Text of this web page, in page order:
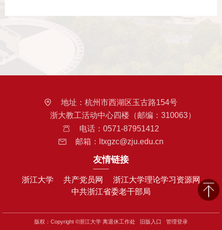
地址：杭州市西湖区玉古路154号
浙大教工活动中心四楼（邮编：310063）
电话：0571-87951412
邮箱：
ltxgzc@zju.edu.cn
友情链接
浙江大学 共产党员网
浙江大学理论学习资源网
中共浙江省委老干部局
版权：Copyright ©浙江大学 离退休工作处 旧版入口 管理登录